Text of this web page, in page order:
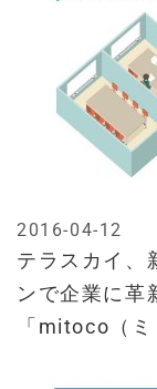
テラスカイ、
ンで企業に革
「mitoco（
2016-04-12